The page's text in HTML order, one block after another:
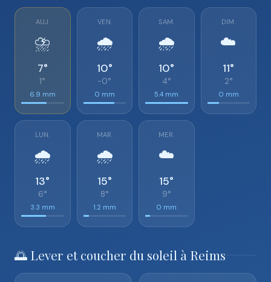
AUJ.
⛈️
7°
1°
6.9 mm
VEN.
🌧️
10°
-0°
0 mm
SAM.
🌧️
10°
4°
5.4 mm
DIM.
☁️
11°
2°
0 mm
LUN.
🌧️
13°
6°
3.3 mm
MAR.
🌧️
15°
8°
1.2 mm
MER.
☁️
15°
9°
0 mm
🌅 Lever et coucher du soleil à Reims